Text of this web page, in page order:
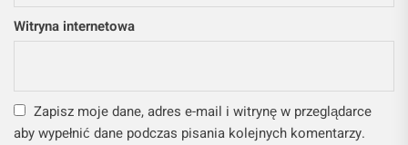
Witryna internetowa
Zapisz moje dane, adres e-mail i witrynę w przeglądarce
aby wypełnić dane podczas pisania kolejnych komentarzy.